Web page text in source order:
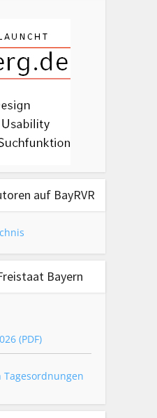
auf BayRVR
Bayern
(PDF)
Tagesordnungen